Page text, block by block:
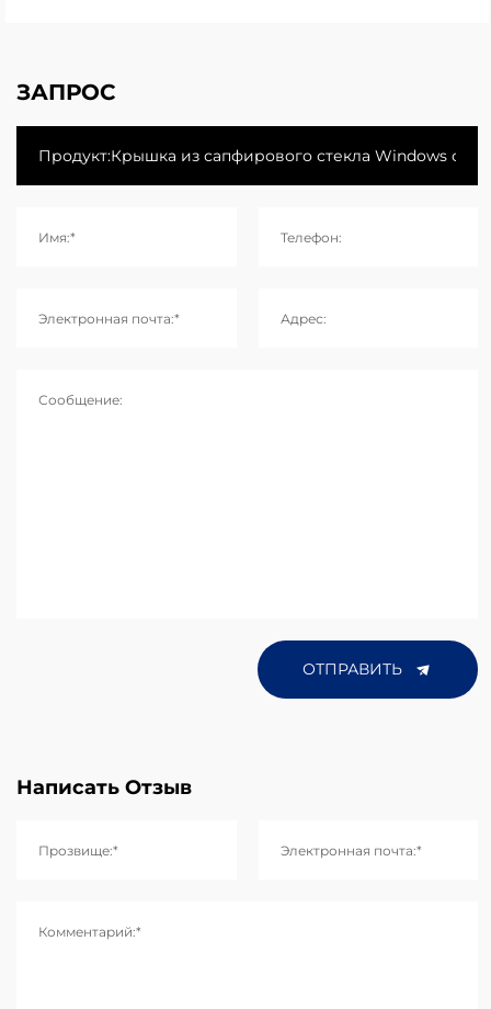
ЗАПРОС
Имя:* Телефон:
Электронная почта:* Адрес:
Сообщение:
ОТПРАВИТЬ
Написать Отзыв
Прозвище:* Электронная почта:*
Комментарий:*